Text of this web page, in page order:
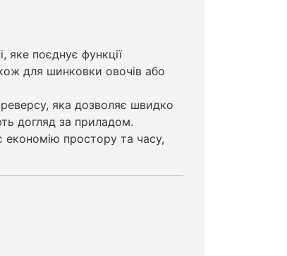
яке поєднує функції
для шинковки овочів або
яка дозволяє швидко
догляд за приладом.
простору та часу,